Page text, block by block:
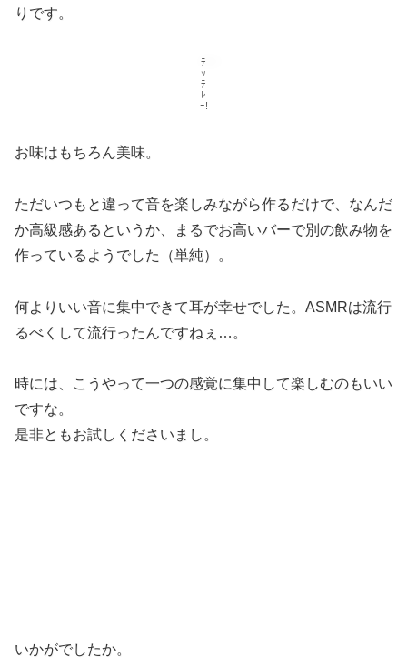
りです。
ﾃ
ｯ
ﾃ
ﾚ
ｰ!
お味はもちろん美味。
ただいつもと違って音を楽しみながら作るだけで、なんだ
か高級感あるというか、まるでお高いバーで別の飲み物を
作っているようでした（単純）。
何よりいい音に集中できて耳が幸せでした。ASMRは流行
るべくして流行ったんですねぇ…。
時には、こうやって一つの感覚に集中して楽しむのもいい
ですな。
是非ともお試しくださいまし。
いかがでしたか。